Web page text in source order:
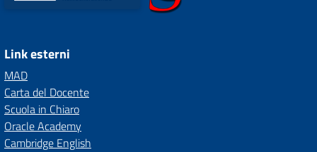
Link esterni
MAD
Carta del Docente
Scuola in Chiaro
Oracle Academy
Cambridge English